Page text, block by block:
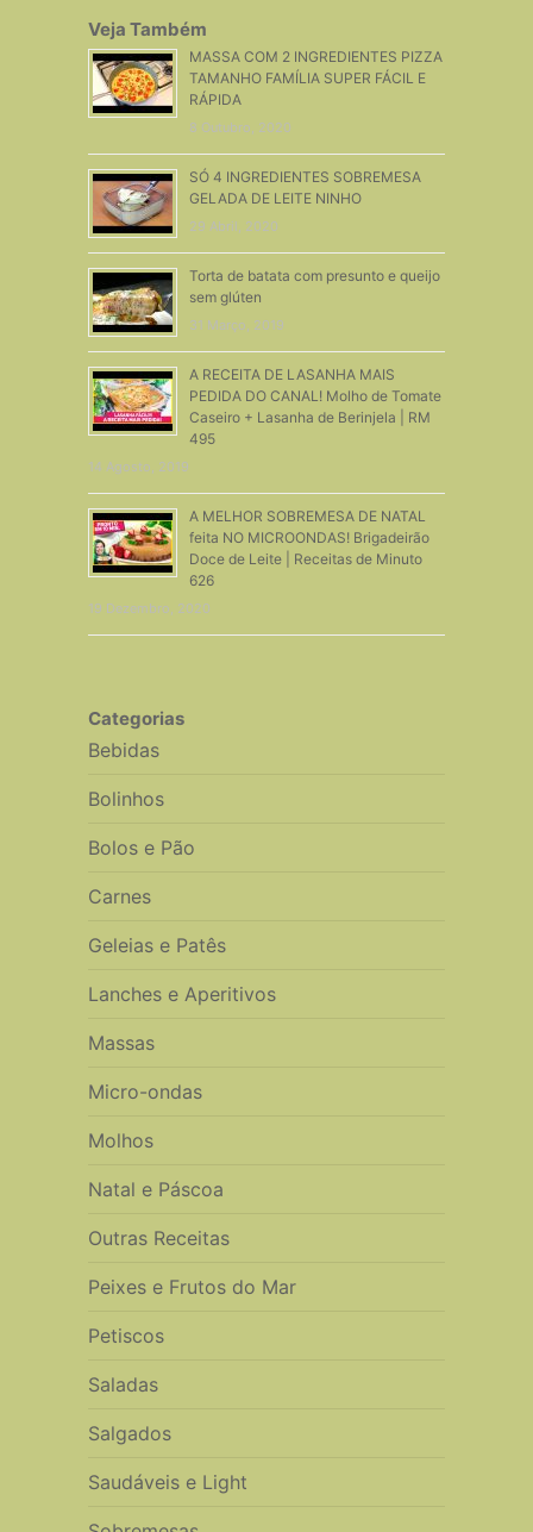
Veja Também
MASSA COM 2 INGREDIENTES PIZZA
TAMANHO FAMÍLIA SUPER FÁCIL E
RÁPIDA
8 Outubro, 2020
SÓ 4 INGREDIENTES SOBREMESA
GELADA DE LEITE NINHO
29 Abril, 2020
Torta de batata com presunto e queijo
sem glúten
31 Março, 2019
A RECEITA DE LASANHA MAIS
PEDIDA DO CANAL! Molho de Tomate
Caseiro + Lasanha de Berinjela | RM
495
14 Agosto, 2019
A MELHOR SOBREMESA DE NATAL
feita NO MICROONDAS! Brigadeirão
Doce de Leite | Receitas de Minuto
626
19 Dezembro, 2020
Categorias
Bebidas
Bolinhos
Bolos e Pão
Carnes
Geleias e Patês
Lanches e Aperitivos
Massas
Micro-ondas
Molhos
Natal e Páscoa
Outras Receitas
Peixes e Frutos do Mar
Petiscos
Saladas
Salgados
Saudáveis e Light